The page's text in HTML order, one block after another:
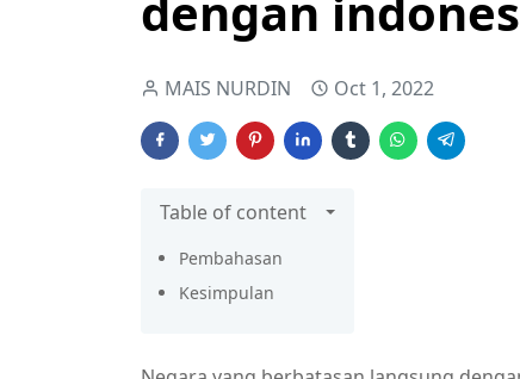
MAIS NURDIN Oct 1, 2022
Table of content
Pembahasan
Kesimpulan